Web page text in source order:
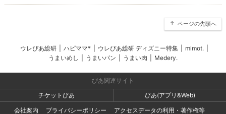
ページの先頭へ
ウレぴあ総研 ハピママ* ウレぴあ総研 ディズニー特集 mimot.
うまいめし
うまいパン うまい肉 Medery.
ぴあ関連サイト
チケットぴあ
ぴあ(アプリ&Web)
会社案内
プライバシーポリシー
アクセスデータの利用・著作権等